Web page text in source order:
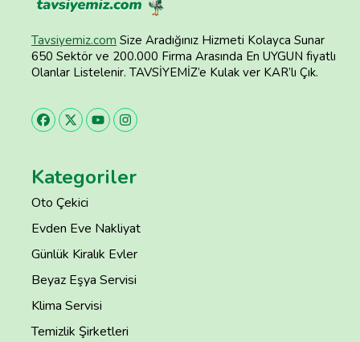
Tavsiyemiz.com Size Aradığınız Hizmeti Kolayca Sunar
650 Sektör ve 200.000 Firma Arasında En UYGUN fiyatlı
Olanlar Listelenir. TAVSİYEMİZ’e Kulak ver KAR’lı Çık.
Kategoriler
Oto Çekici
Evden Eve Nakliyat
Günlük Kiralık Evler
Beyaz Eşya Servisi
Klima Servisi
Temizlik Şirketleri